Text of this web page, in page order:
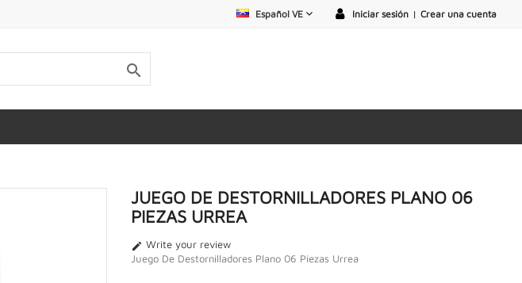
Iniciar sesión | Crear una cuenta
Español VE

JUEGO DE DESTORNILLADORES PLANO 06
PIEZAS URREA
 Write your review
Juego De Destornilladores Plano 06 Piezas Urrea